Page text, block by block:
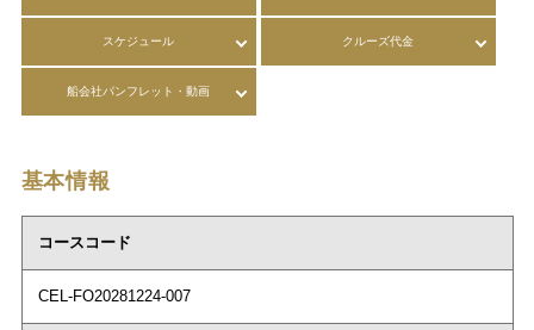
スケジュール クルーズ代金
船会社パンフレット・動画
基本情報
コースコード
CEL-FO20281224-007